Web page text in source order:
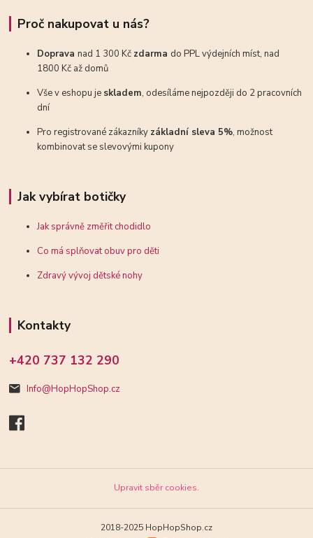
Proč nakupovat u nás?
Dopravanad 1 300 Kč zdarma do PPL výdejních míst, nad
1800 Kč až domů
Vše v eshopu je skladem, odesíláme nejpozději do 2 pracovních
dní
Pro registrované zákazníky základní sleva 5%, možnost
kombinovat se slevovými kupony
Jak vybírat botičky
Jak správně změřit chodidlo
Co má splňovat obuv pro děti
Zdravý vývoj dětské nohy
Kontakty
+420 737 132 290
Info@HopHopShop.cz
Upravit sběr cookies.
2018-2025 HopHopShop.cz